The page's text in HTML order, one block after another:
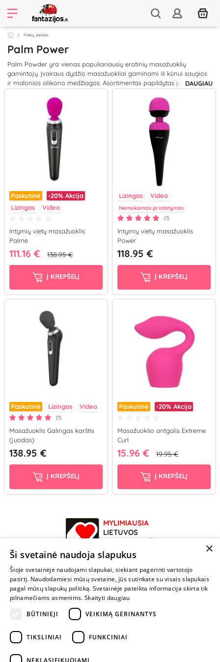
Prekių ženklai
Palm Power
Palm Powder yra vienas populiariausių erotinių masažuoklių
gamintojų. Įvairaus dydžio masažuokliai gaminami iš kūnui saugios
ir malonios silikono medžiagos. Asortimentas papildytas įvairia
masažuokliams reikalinga atributika (skirtingų rūšių, dydžių galvutės
ir įkrovikliai). Palm Powder masažuokliai yra galingi ir funkcionalūs,
todėl erogeninių zonų stimuliacija su šiais masažuokliais prives Jus
prie aukščiausio orgazmo gyvenime!
DAUGIAU
Paskutinė -20% Akcija
Lizingas
Video
Intymių vietų masažuoklis
Palmė
111.16 € 138.95 €
Į KREPŠELĮ
Lizingas Video
Nemokamas pristatymas
(1)
Intymių vietų masažuoklis
Power
118.95 €
Į KREPŠELĮ
Paskutinė Lizingas Video
(1)
Masažuoklis Galingas karštis
(juodas)
138.95 €
Į KREPŠELĮ
Paskutinė -20% Akcija
Masažuoklio antgalis Extreme
Curl
15.96 € 19.95 €
Į KREPŠELĮ
MYLIMIAUSIA
LIETUVOS
ELEKTRONINĖ
PARDUOTUVĖ
NENUSTOK
ŽAISTI
+370 600 84088
info@fantazijos.lt
×
Ši svetainė naudoja slapukus
Šioje svetainėje naudojami slapukai, siekiant pagerinti vartotojo
patirtį. Naudodamiesi mūsų svetaine, jūs sutinkate su visais slapukais
pagal mūsų slapukų politiką. Svetainėje pateikta informacija skirta tik
pilnamečiams asmenims. Skaityti daugiau
BŪTINIEJI
VEIKIMĄ GERINANTYS
TIKSLINIAI FUNKCINIAI
NEKLASIFIKUOJAMI